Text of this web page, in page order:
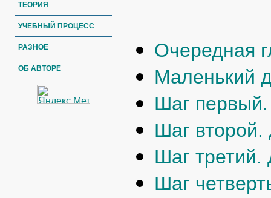
ТЕОРИЯ
УЧЕБНЫЙ ПРОЦЕСС
РАЗНОЕ
ОБ АВТОРЕ
Очередная
Маленький
Шаг
Шаг второй.
Шаг третий.
Шаг